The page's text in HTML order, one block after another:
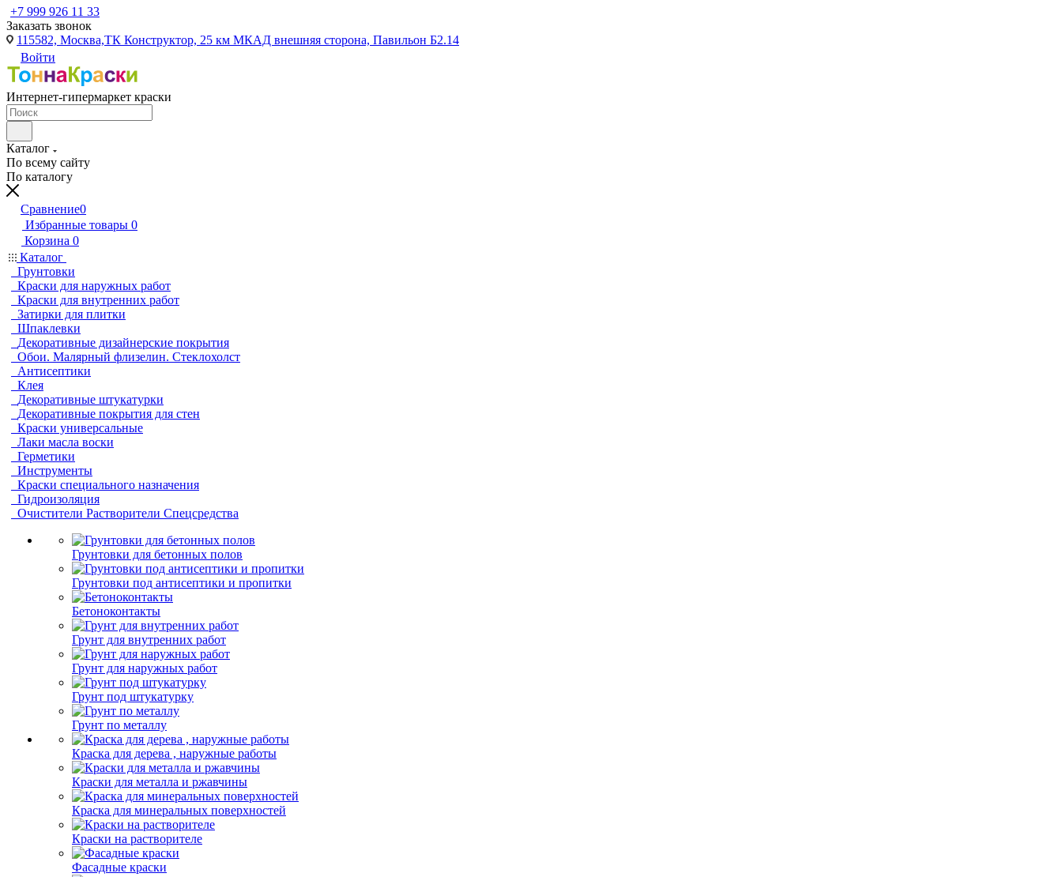
+7 999 926 11 33
Заказать звонок
115582, Москва,ТК Конструктор, 25 км МКАД внешняя сторона, Павильон Б2.14
Войти
Интернет-гипермаркет краски
Каталог
По всему сайту
По каталогу
Сравнение0
Избранные товары 0
Корзина 0
Каталог
Грунтовки
Краски для наружных работ
Краски для внутренних работ
Затирки для плитки
Шпаклевки
Декоративные дизайнерские покрытия
Обои. Малярный флизелин. Стеклохолст
Антисептики
Клея
Декоративные штукатурки
Декоративные покрытия для стен
Краски универсальные
Лаки масла воски
Герметики
Инструменты
Краски специального назначения
Гидроизоляция
Очистители Растворители Спецсредства
Грунтовки для бетонных полов
Грунтовки под антисептики и пропитки
Бетоноконтакты
Грунт для внутренних работ
Грунт для наружных работ
Грунт под штукатурку
Грунт по металлу
Краска для дерева , наружные работы
Краски для металла и ржавчины
Краска для минеральных поверхностей
Краски на растворителе
Фасадные краски